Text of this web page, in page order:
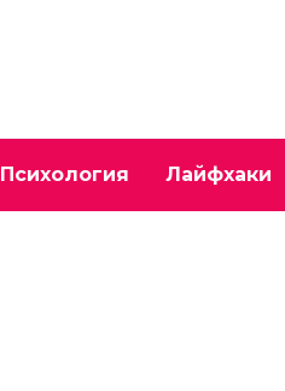
Психология Лайфхаки